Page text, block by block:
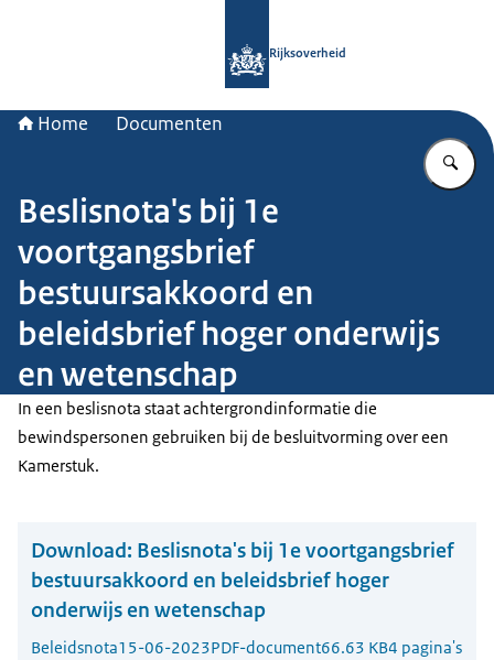
Rijksoverheid
Home Documenten
Beslisnota's bij 1e
voortgangsbrief
bestuursakkoord en
beleidsbrief hoger onderwijs
en wetenschap
In een beslisnota staat achtergrondinformatie die
bewindspersonen gebruiken bij de besluitvorming over een
Kamerstuk.
Download: Beslisnota's bij 1e voortgangsbrief
bestuursakkoord en beleidsbrief hoger
onderwijs en wetenschap
Beleidsnota15-06-2023PDF-document66.63 KB4 pagina's